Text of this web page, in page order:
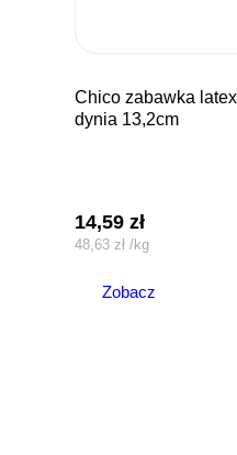
chico zabawka latex
dynia 13,2cm
14,59zł
48,63zł /kg
Zobacz